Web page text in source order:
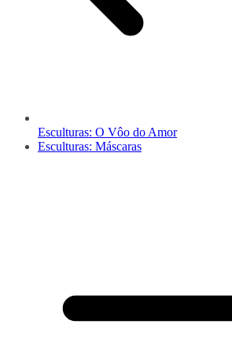
Esculturas: O Vôo do Amor
Esculturas: Máscaras